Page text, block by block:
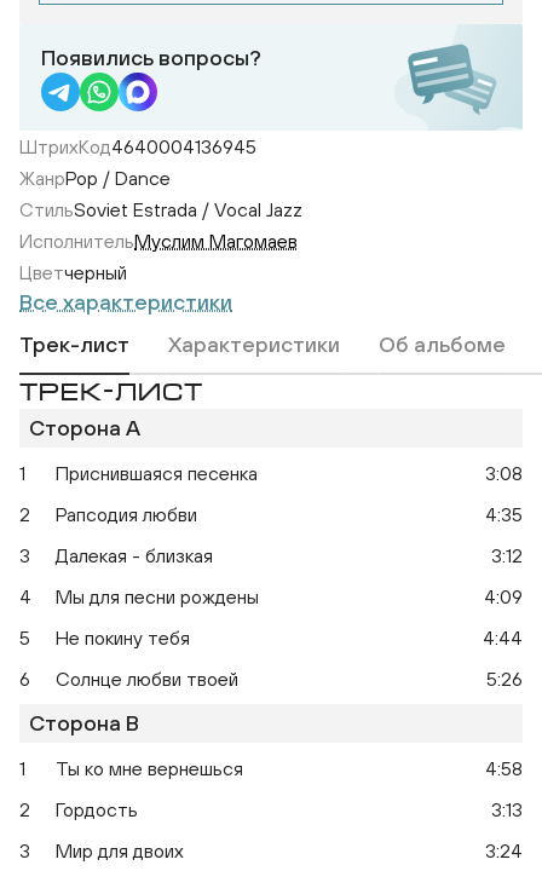
Поёт Муслим Магомаев
Появились вопросы?
ШтрихКод4640004136945
ЖанрPop / Dance
СтильSoviet Estrada / Vocal Jazz
ИсполнительМуслим Магомаев
Цветчерный
Все характеристики
Трек-лист
Характеристики Об альбоме
ТРЕК-ЛИСТ
Сторона A
1 Приснившаяся песенка
3:08
2
Рапсодия любви
4:35
3
Далекая - близкая
3:12
4
Мы для песни рождены
4:09
5
Не покину тебя
4:44
6
Солнце любви твоей 5:26
Сторона B
1 Ты ко мне вернешься
4:58
2
Гордость
3:13
3
Мир для двоих
3:24